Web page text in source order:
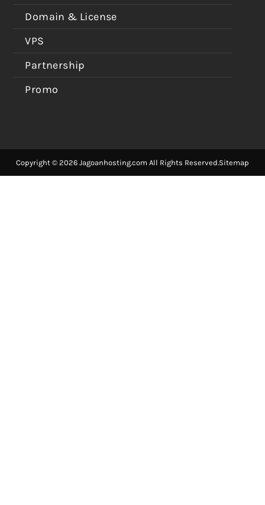
Domain & License
VPS
Partnership
Promo
Copyright © 2026 Jagoanhosting.com All Rights Reserved.Sitemap